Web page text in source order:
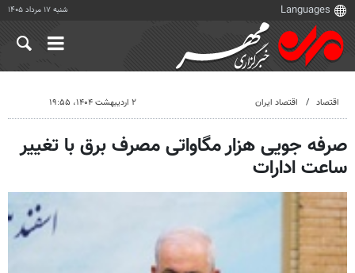
شنبه ۱۷ مرداد ۱۴۰۵
اقتصاد اقتصاد ایران ۲ اردیبهشت ۱۴۰۴، ۱۹:۵۵
صرفه جویی هزار مگاواتی مصرف برق با تغییر
ساعت ادارات